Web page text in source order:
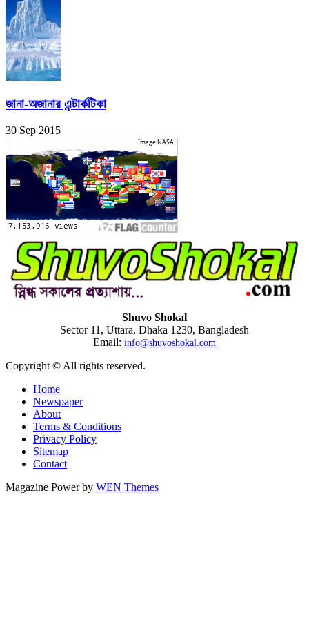
জানা-অজানার এন্টার্কটিকা
30 Sep 2015
Shuvo Shokal
Sector 11, Uttara, Dhaka 1230, Bangladesh
Email: info@shuvoshokal.com
Copyright © All rights reserved.
Home
Newspaper
About
Terms & Conditions
Privacy Policy
Sitemap
Contact
Magazine Power by WEN Themes